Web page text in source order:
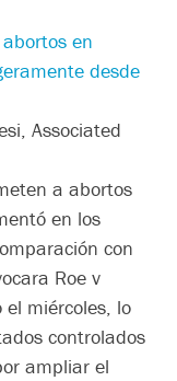
en
desde
Associated
a abortos
en los
con
Roe v
miércoles, lo
controlados
ampliar el